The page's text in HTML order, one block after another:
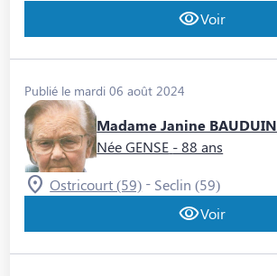
Voir
Publié le mardi 06 août 2024
Madame Janine BAUDUIN
Née GENSE - 88 ans
Ostricourt (59) - Seclin (59)
Voir